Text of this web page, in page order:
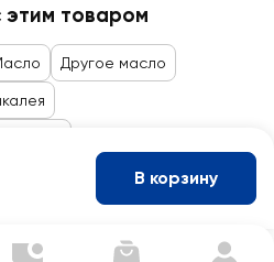
этим товаром
Другое масло
В корзину